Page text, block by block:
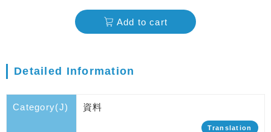
Add to cart
Detailed Information
Category(J) 資料
Translation